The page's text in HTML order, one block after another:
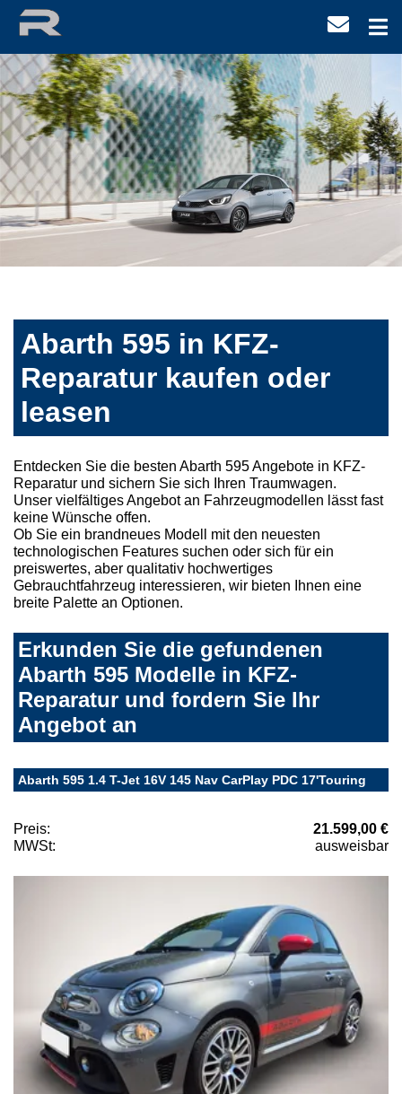
Abarth 595 in KFZ-
Reparatur kaufen oder
leasen
Entdecken Sie die besten Abarth 595 Angebote in KFZ-
Reparatur und sichern Sie sich Ihren Traumwagen.
Unser vielfältiges Angebot an Fahrzeugmodellen lässt fast
keine Wünsche offen.
Ob Sie ein brandneues Modell mit den neuesten
technologischen Features suchen oder sich für ein
preiswertes, aber qualitativ hochwertiges
Gebrauchtfahrzeug interessieren, wir bieten Ihnen eine
breite Palette an Optionen.
Erkunden Sie die gefundenen
Abarth 595 Modelle in KFZ-
Reparatur und fordern Sie Ihr
Angebot an
Abarth 595 1.4 T-Jet 16V 145 Nav CarPlay PDC 17'Touring
Preis:
21.599,00 €
MWSt:
ausweisbar